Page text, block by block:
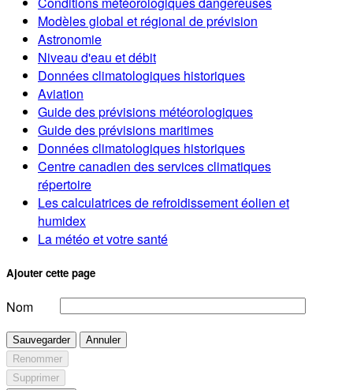
Modèles global et régional de prévision
Astronomie
Niveau d'eau et débit
Données climatologiques historiques
Aviation
Guide des prévisions météorologiques
Guide des prévisions maritimes
Données climatologiques historiques
Centre canadien des services climatiques
répertoire
Les calculatrices de refroidissement éolien et
humidex
La météo et votre santé
Ajouter cette page
Nom
Sauvegarder
Annuler
Renommer
Supprimer